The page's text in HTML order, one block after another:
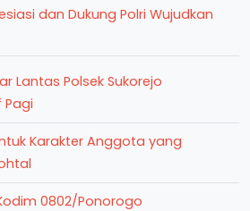
dan Dukung Polri Wujudkan
Lantas Polsek Sukorejo
Pagi
Karakter Anggota yang
0802/Ponorogo